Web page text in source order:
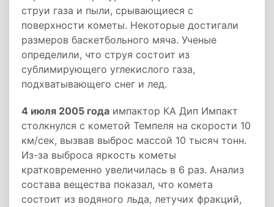
струи газа и пыли, срывающиеся с
поверхности кометы. Некоторые достигали
размеров баскетбольного мяча. Ученые
определили, что струя состоит из
сублимирующего углекислого газа,
подхватывающего снег и лед.
4 июля 2005 года импактор КА Дип Импакт
столкнулся с кометой Темпеля на скорости 10
км/сек, вызвав выброс массой 10 тысяч тонн.
Из-за выброса яркость кометы
кратковременно увеличилась в 6 раз. Анализ
состава вещества показал, что комета
состоит из водяного льда, летучих фракций,